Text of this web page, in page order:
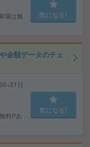
場は無
気になる!
金額データのチェ
日
料Pあ
気になる!